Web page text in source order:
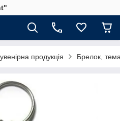
продукція Брелок,